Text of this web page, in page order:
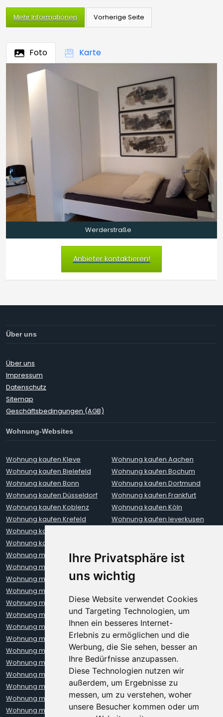
Ihre Privatsphäre ist
uns wichtig
Diese Website verwendet Cookies
und Targeting Technologien, um
Ihnen ein besseres Internet-
Erlebnis zu ermöglichen und die
Werbung, die Sie sehen, besser an
Ihre Bedürfnisse anzupassen.
Diese Technologien nutzen wir
außerdem, um Ergebnisse zu
messen, um zu verstehen, woher
unsere Besucher kommen oder um
Mehr Informationen
Foto Karte
Werderstraße
Anbieter kontaktieren!
Über uns
Über uns
Impressum
Datenschutz
Sitemap
Geschäftsbedingungen (AGB)
Wohnung-Websites
Wohnung kaufen Kleve
Wohnung kaufen Aachen
Wohnung kaufen Bielefeld
Wohnung kaufen Bochum
Wohnung kaufen Bonn
Wohnung kaufen Dortmund
Wohnung kaufen Düsseldorf
Wohnung kaufen Frankfurt
Wohnung kaufen Koblenz
Wohnung kaufen Köln
Wohnung kaufen Krefeld
Wohnung kaufen leverkusen
Wohnung kaufen Mainz
Wohnung kaufen Neuss
Wohnung mieten Aachen
Wohnung mieten Augsburg
Wohnung mieten Berlin
Wohnung mieten Bielefeld
Wohnung mieten Bochum
Wohnung mieten Bonn
Wohnung mieten Bremen
Wohnung mieten Dortmund
Wohnung mieten Dresden
Wohnung mieten Düsseldorf
Wohnung mieten Erfurt
Wohnung mieten Frankfurt
Wohnung mieten Freiburg
Wohnung mieten Hamburg
Wohnung mieten Hannover
Wohnung mieten Heidelberg
Wohnung mieten Karlsruhe
Wohnung mieten Kiel
Wohnung mieten Kleve
Wohnung mieten Koblenz
Wohnung mieten Krefeld
Wohnung mieten Leipzig
Wohnung mieten Leverkusen
Wohnung mieten Lübeck
Wohnung mieten Mainz
Wohnung mieten Mannheim
Wohnung mieten München